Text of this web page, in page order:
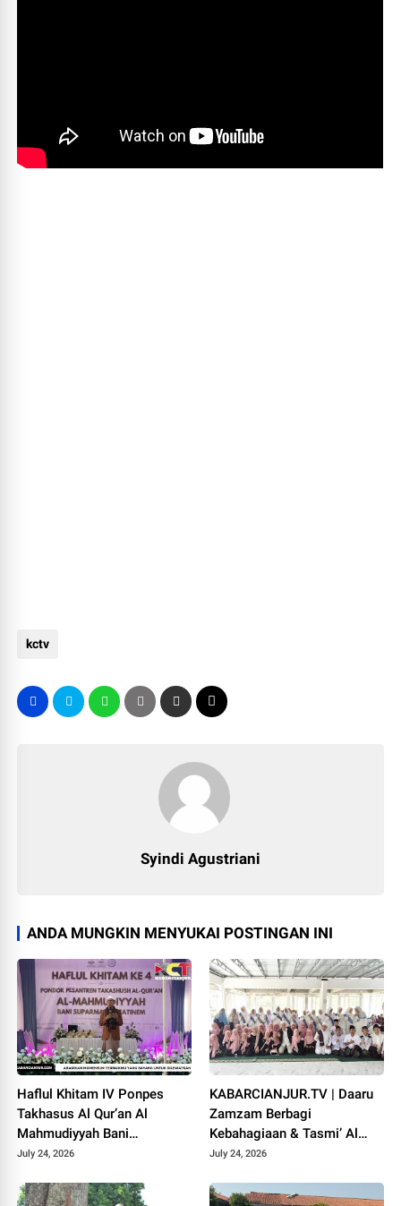
kctv
Syindi Agustriani
ANDA MUNGKIN MENYUKAI POSTINGAN INI
Haflul Khitam IV Ponpes
Takhasus Al Qur’an Al
Mahmudiyyah Bani
Suparman Assatinem
July 24, 2026
KABARCIANJUR.TV | Daaru
Zamzam Berbagi
Kebahagiaan & Tasmi’ Al
Qur’an Sambut Muharram
July 24, 2026